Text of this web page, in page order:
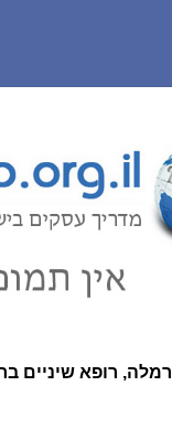
רופא שיניים